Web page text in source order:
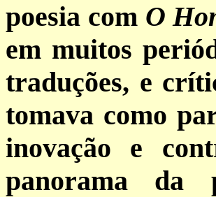
poesia com O
em muitos
traduções, e
tomava como
inovação e
panorama da